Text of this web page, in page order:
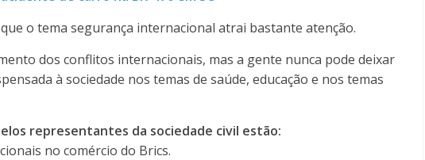
o tema segurança internacional atrai bastante atenção.
dos conflitos internacionais, mas a gente nunca pode deixar
à sociedade nos temas de saúde, educação e nos temas
representantes da sociedade civil estão:
no comércio do Brics.